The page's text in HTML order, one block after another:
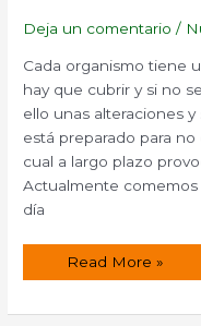
Deja un comentario /
Cada organismo tiene
hay que cubrir y si no
ello unas alteraciones
está preparado para
cual a largo plazo
Actualmente
día
¿Es
que
Read More »